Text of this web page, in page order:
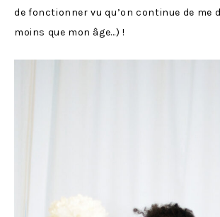
de fonctionner vu qu’on continue de me
moins que mon âge…) !